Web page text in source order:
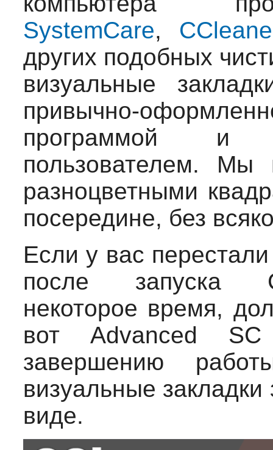
SystemCare,
других подобных
визуальные
привычно-
программой и
пользователем. Мы
разноцветными
посередине, без
Если у вас
после запуска
некоторое время,
вот Advanced
завершению
визуальные
виде.